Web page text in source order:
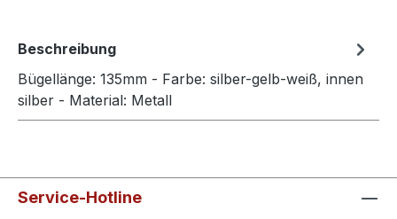
Beschreibung
Bügellänge: 135mm - Farbe: silber-gelb-weiß, innen
silber - Material: Metall
Service-Hotline